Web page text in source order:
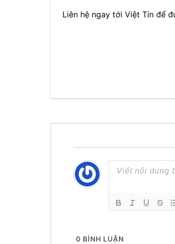
Liên hệ ngay tới Việt Tín để
0 BÌNH LUẬN